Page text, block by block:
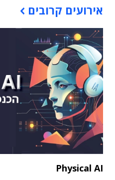
אירועים קרובים
Physical AI